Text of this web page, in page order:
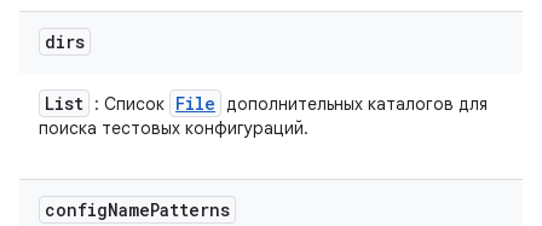
dirs
List : Список File дополнительных каталогов для
поиска тестовых конфигураций.
configNamePatterns